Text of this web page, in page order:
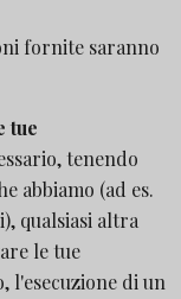
fornite saranno
tue
tenendo
abbiamo (ad es.
qualsiasi altra
le tue
l'esecuzione di un